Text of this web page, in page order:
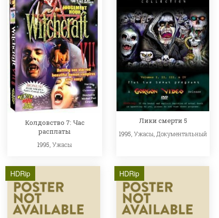
Колдовство 7: Час
расплаты
1995,Ужасы
Лики смерти 5
1995,Ужасы,Документальный
HDRip HDRip